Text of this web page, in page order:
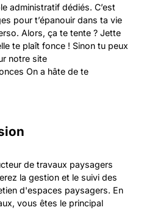
administratif dédiés. C’est
pour t’épanouir dans ta vie
Alors, ça te tente ? Jette
te plaît fonce ! Sinon tu peux
notre site
On a hâte de te
de travaux paysagers
la gestion et le suivi des
d'espaces paysagers. En
vous êtes le principal